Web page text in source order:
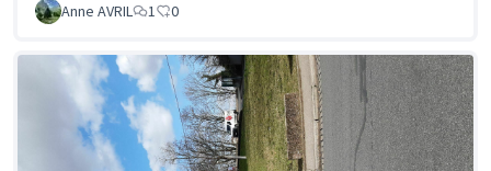
Anne AVRIL
1 0